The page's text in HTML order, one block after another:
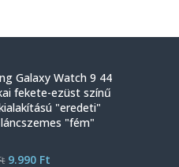
Galaxy Watch 9 44
fekete-ezüst színű
"eredeti"
"fém"
9.990 Ft